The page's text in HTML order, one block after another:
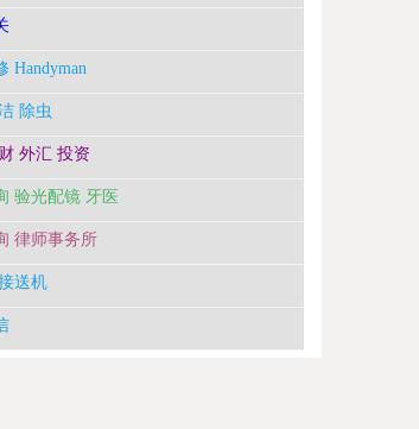
Handyman
除虫
外汇 投资
验光配镜 牙医
律师事务所
送机